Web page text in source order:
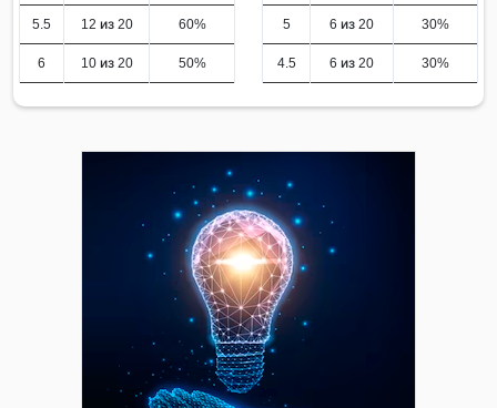
5.5 12 из 20 60%
6 10 из 20 50%
5 6 из 20 30%
4.5 6 из 20 30%